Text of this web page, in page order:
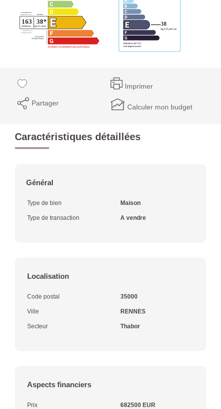
Imprimer
Partager Calculer mon budget
Caractéristiques détaillées
Général
Type de bien Maison
Type de transaction A vendre
Localisation
Code postal 35000
Ville RENNES
Secteur Thabor
Aspects financiers
Prix 682500 EUR